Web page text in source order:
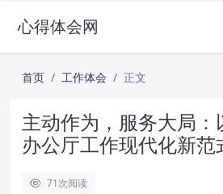
心得体会网
首页 工作体会 正文
主动作为，服务大局
办公厅工作现代化新范
71次阅读